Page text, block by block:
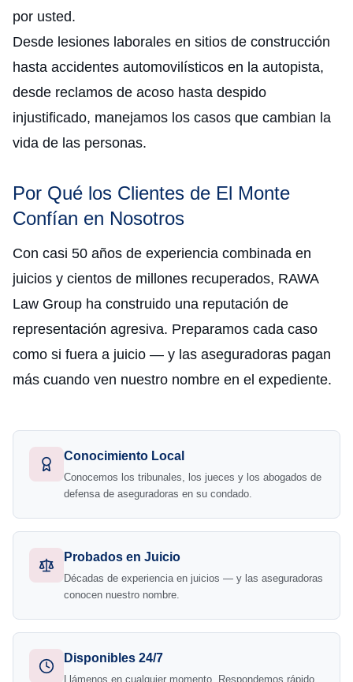
por usted.
Desde lesiones laborales en sitios de construcción
hasta accidentes automovilísticos en la autopista,
desde reclamos de acoso hasta despido
injustificado, manejamos los casos que cambian la
vida de las personas.
Por Qué los Clientes de El Monte
Confían en Nosotros
Con casi 50 años de experiencia combinada en
juicios y cientos de millones recuperados, RAWA
Law Group ha construido una reputación de
representación agresiva. Preparamos cada caso
como si fuera a juicio — y las aseguradoras pagan
más cuando ven nuestro nombre en el expediente.
Conocimiento Local
Conocemos los tribunales, los jueces y los abogados de
defensa de aseguradoras en su condado.
Probados en Juicio
Décadas de experiencia en juicios — y las aseguradoras
conocen nuestro nombre.
Disponibles 24/7
Llámenos en cualquier momento. Respondemos rápido